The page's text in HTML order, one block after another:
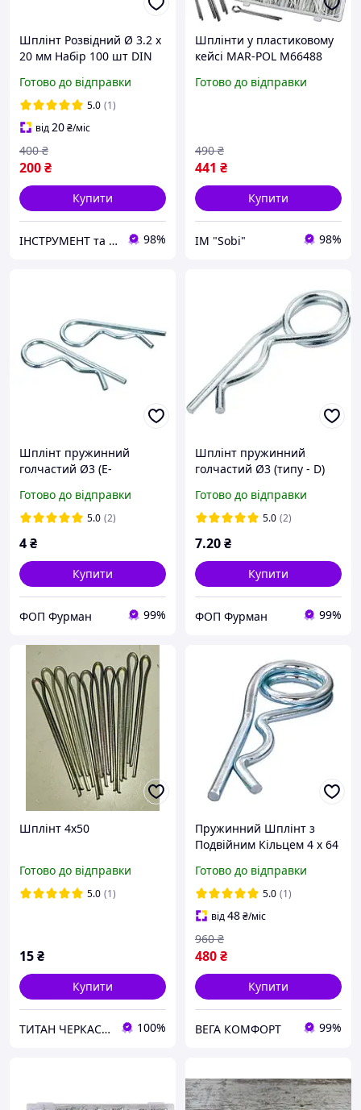
Шплінт Розвідний Ø 3.2 х
20 мм Набір 100 шт DIN
Готово до відправки
5.0 (1)
від20₴/міс
200₴
400 ₴
Купити
ІНСТРУМЕНТ та МЕТИЗИ 98%
Шплінти у пластиковому
кейсі MAR-POL M66488
Готово до відправки
441 ₴
490 ₴
Купити
ІМ "Sobi" 98%
Шплінт пружинний
голчастий Ø3 (Е-
Готово до відправки
5.0 (2)
4₴
Купити
ФОП Фурман 99%
Шплінт пружинний
голчастий Ø3 (типу - D)
Готово до відправки
5.0 (2)
7.20₴
Купити
ФОП Фурман 99%
Шплінт 4х50
Готово до відправки
5.0 (1)
15₴
Купити
ТИТАН ЧЕРКАСИ ЗАПЧАСТИНИ 100%
Пружинний Шплінт з
Подвійним Кільцем 4 х 64
Готово до відправки
5.0 (1)
від48₴/міс
480₴
960 ₴
Купити
ВЕГА КОМФОРТ 99%